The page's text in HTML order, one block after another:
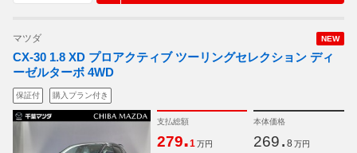
NEW
マツダ
CX-30 1.8 XD プロアクティブ ツーリングセレクション ディ
ーゼルターボ 4WD
保証付 購入プラン付き
支払総額
279.1 万円
本体価格
269. 8 万円